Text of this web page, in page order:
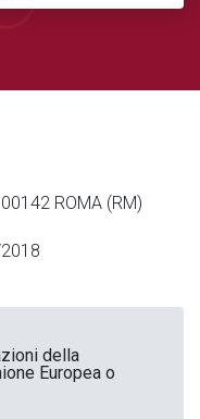
ROMA (RM)
della
Europea o